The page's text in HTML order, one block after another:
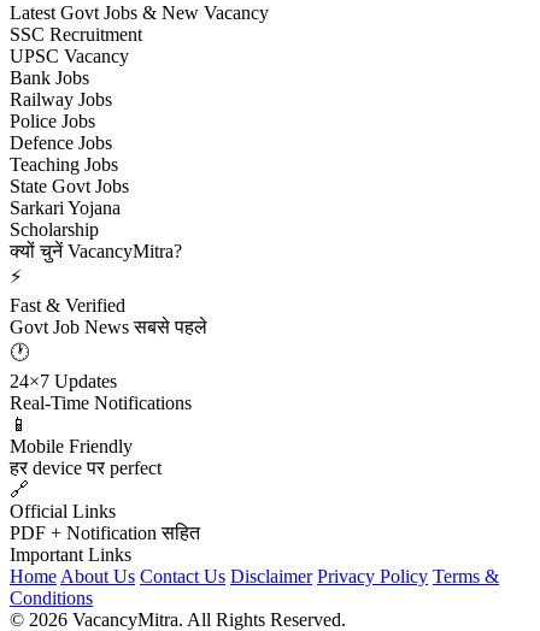
Latest Govt Jobs & New Vacancy
SSC Recruitment
UPSC Vacancy
Bank Jobs
Railway Jobs
Police Jobs
Defence Jobs
Teaching Jobs
State Govt Jobs
Sarkari Yojana
Scholarship
क्यों चुनें VacancyMitra?
⚡
Fast & Verified
Govt Job News सबसे पहले
🕐
24×7 Updates
Real-Time Notifications
📱
Mobile Friendly
हर device पर perfect
🔗
Official Links
PDF + Notification सहित
Important Links
Home About Us Contact Us Disclaimer Privacy Policy Terms &
Conditions
© 2026 VacancyMitra. All Rights Reserved.